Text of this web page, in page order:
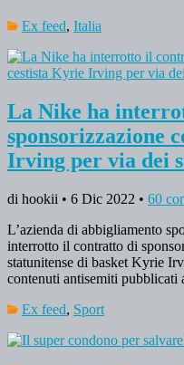
Ex feed, Italia
La Nike ha
sponsorizzazione
Irving per via dei
di hookii • 6 Dic 2022 • 60
L’azienda di abbigliamento
interrotto il contratto di
statunitense di basket Kyrie
contenuti antisemiti pubblicati
Ex feed, Sport